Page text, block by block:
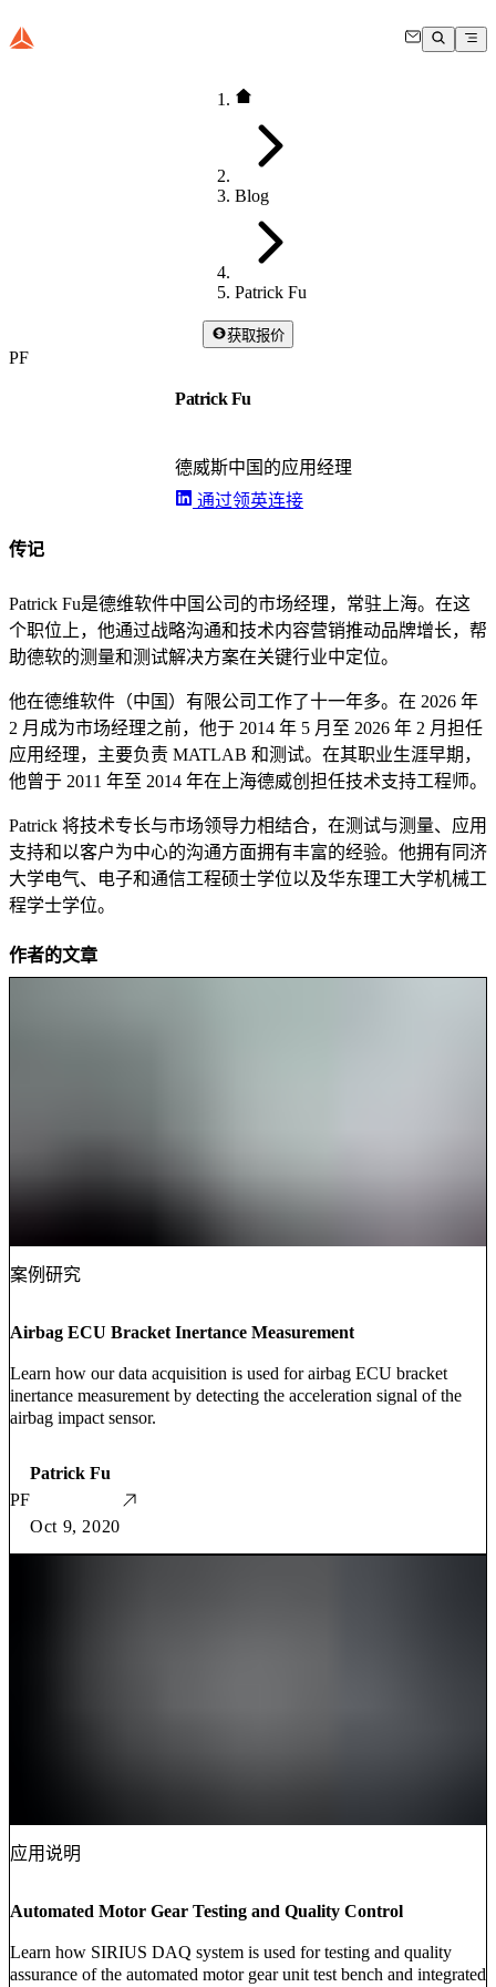
Blog
Patrick Fu
获取报价
PF
Patrick Fu
德威斯中国的应用经理
通过领英连接
传记
Patrick Fu是德维软件中国公司的市场经理，常驻上海。在这
个职位上，他通过战略沟通和技术内容营销推动品牌增长，帮
助德软的测量和测试解决方案在关键行业中定位。
他在德维软件（中国）有限公司工作了十一年多。在 2026 年
2 月成为市场经理之前，他于 2014 年 5 月至 2026 年 2 月担任
应用经理，主要负责 MATLAB 和测试。在其职业生涯早期，
他曾于 2011 年至 2014 年在上海德威创担任技术支持工程师。
Patrick 将技术专长与市场领导力相结合，在测试与测量、应用
支持和以客户为中心的沟通方面拥有丰富的经验。他拥有同济
大学电气、电子和通信工程硕士学位以及华东理工大学机械工
程学士学位。
作者的文章
案例研究
Airbag ECU Bracket Inertance Measurement
Learn how our data acquisition is used for airbag ECU bracket
inertance measurement by detecting the acceleration signal of the
airbag impact sensor.
PF
Patrick Fu
Oct 9, 2020
应用说明
Automated Motor Gear Testing and Quality Control
Learn how SIRIUS DAQ system is used for testing and quality
assurance of the automated motor gear unit test bench and integrated